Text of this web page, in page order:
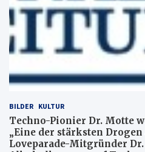
BILDER KULTUR
Techno-Pionier Dr. Motte
„Eine der stärksten
Loveparade-Mitgründer